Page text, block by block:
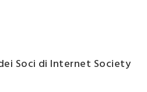
Soci di Internet Society